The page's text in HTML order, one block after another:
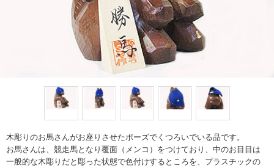
木彫りのお馬さんがお座りさせたポーズでくつろいでいる品です。
お馬さんは、競走馬となり覆面（メンコ）をつけており、中のお目目は
一般的な木彫りだと彫った状態で色付けするところを、プラスチックの